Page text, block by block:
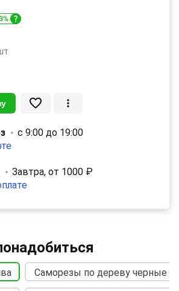
с 9:00 до 19:00
Завтра, от 1000 ₽
Саморезы по дереву черные